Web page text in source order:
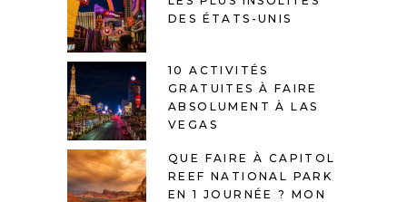
DES ÉTATS-UNIS
10 ACTIVITÉS
GRATUITES À FAIRE
ABSOLUMENT À LAS
VEGAS
QUE FAIRE À CAPITOL
REEF NATIONAL PARK
EN 1 JOURNÉE ? MON